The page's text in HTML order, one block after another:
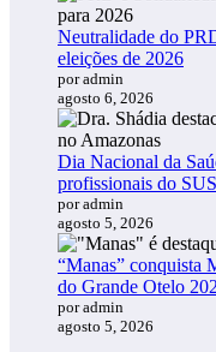
Neutralidade do
eleições de 2026
por admin
agosto 6, 2026
Dia Nacional da
profissionais do SUS
por admin
agosto 5, 2026
“Manas” conquista
do Grande Otelo
por admin
agosto 5, 2026